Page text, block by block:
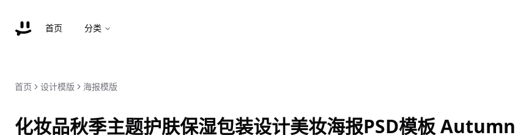
首页 分类
首页 设计模版 海报模版
化妆品秋季主题护肤保湿包装设计美妆海报PSD模板 Autumn